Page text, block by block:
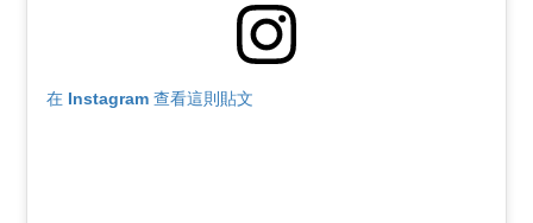
在 Instagram 查看這則貼文